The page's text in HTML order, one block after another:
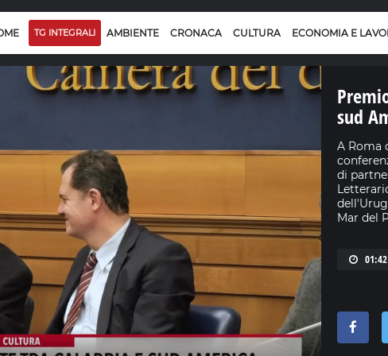
TG INTEGRALI AMBIENTE CRONACA CULTURA ECONOMIA E
sud
A Roma
di
Mar del
01:42